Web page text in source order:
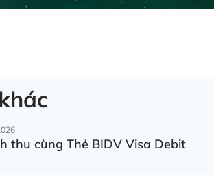
thu cùng Thẻ BIDV Visa Debit